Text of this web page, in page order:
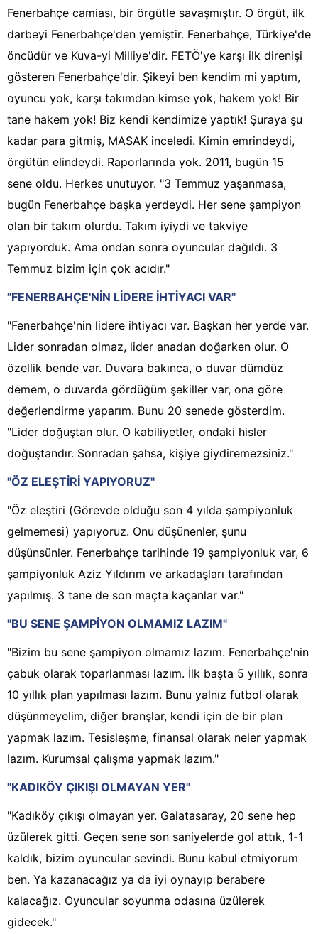
Fenerbahçe camiası, bir örgütle savaşmıştır. O örgüt, ilk
darbeyi Fenerbahçe'den yemiştir. Fenerbahçe, Türkiye'de
öncüdür ve Kuva-yi Milliye'dir. FETÖ'ye karşı ilk direnişi
gösteren Fenerbahçe'dir. Şikeyi ben kendim mi yaptım,
oyuncu yok, karşı takımdan kimse yok, hakem yok! Bir
tane hakem yok! Biz kendi kendimize yaptık! Şuraya şu
kadar para gitmiş, MASAK inceledi. Kimin emrindeydi,
örgütün elindeydi. Raporlarında yok. 2011, bugün 15
sene oldu. Herkes unutuyor. "3 Temmuz yaşanmasa,
bugün Fenerbahçe başka yerdeydi. Her sene şampiyon
olan bir takım olurdu. Takım iyiydi ve takviye
yapıyorduk. Ama ondan sonra oyuncular dağıldı. 3
Temmuz bizim için çok acıdır."
"FENERBAHÇE'NİN LİDERE İHTİYACI VAR"
"Fenerbahçe'nin lidere ihtiyacı var. Başkan her yerde var.
Lider sonradan olmaz, lider anadan doğarken olur. O
özellik bende var. Duvara bakınca, o duvar dümdüz
demem, o duvarda gördüğüm şekiller var, ona göre
değerlendirme yaparım. Bunu 20 senede gösterdim.
"Lider doğuştan olur. O kabiliyetler, ondaki hisler
doğuştandır. Sonradan şahsa, kişiye giydiremezsiniz."
"ÖZ ELEŞTİRİ YAPIYORUZ"
"Öz eleştiri (Görevde olduğu son 4 yılda şampiyonluk
gelmemesi) yapıyoruz. Onu düşünenler, şunu
düşünsünler. Fenerbahçe tarihinde 19 şampiyonluk var, 6
şampiyonluk Aziz Yıldırım ve arkadaşları tarafından
yapılmış. 3 tane de son maçta kaçanlar var."
"BU SENE ŞAMPİYON OLMAMIZ LAZIM"
"Bizim bu sene şampiyon olmamız lazım. Fenerbahçe'nin
çabuk olarak toparlanması lazım. İlk başta 5 yıllık, sonra
10 yıllık plan yapılması lazım. Bunu yalnız futbol olarak
düşünmeyelim, diğer branşlar, kendi için de bir plan
yapmak lazım. Tesisleşme, finansal olarak neler yapmak
lazım. Kurumsal çalışma yapmak lazım."
"KADIKÖY ÇIKIŞI OLMAYAN YER"
"Kadıköy çıkışı olmayan yer. Galatasaray, 20 sene hep
üzülerek gitti. Geçen sene son saniyelerde gol attık, 1-1
kaldık, bizim oyuncular sevindi. Bunu kabul etmiyorum
ben. Ya kazanacağız ya da iyi oynayıp berabere
kalacağız. Oyuncular soyunma odasına üzülerek
gidecek."